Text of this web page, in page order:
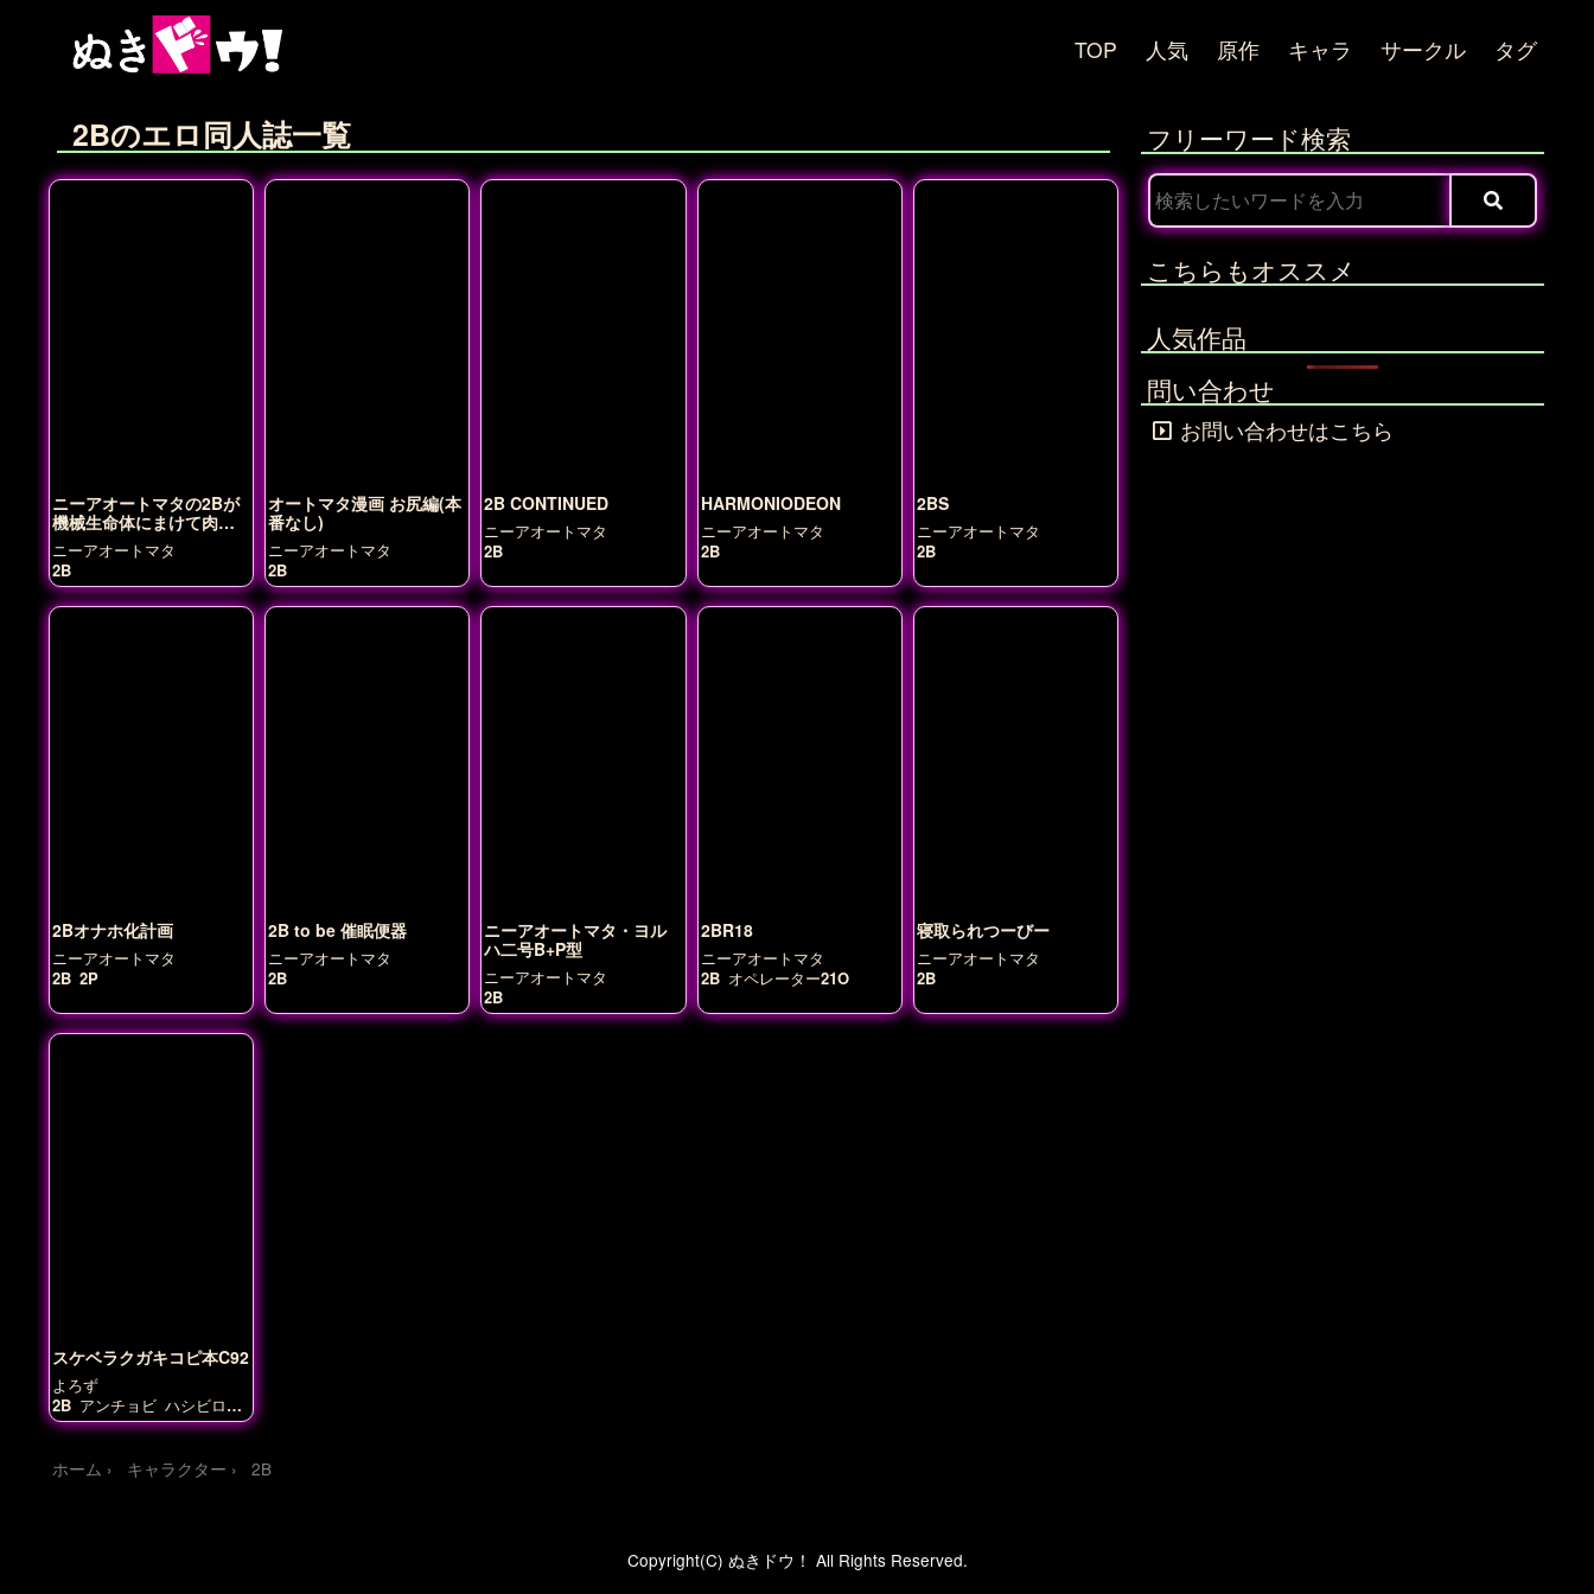
TOP 人気 原作 キャラ サークル タグ
2Bのエロ同人誌一覧
ニーアオートマタの2Bが
機械生命体にまけて肉便
器にされちゃう話
ニーアオートマタ
2B
オートマタ漫画 お尻編(本
番なし)
ニーアオートマタ
2B
2B CONTINUED
ニーアオートマタ
2B
HARMONIODEON
ニーアオートマタ
2B
2BS
ニーアオートマタ
2B
2Bオナホ化計画
ニーアオートマタ
2B 2P
2B to be 催眠便器
ニーアオートマタ
2B
ニーアオートマタ・ヨル
ハ二号B+P型
ニーアオートマタ
2B
2BR18
ニーアオートマタ
2B オペレーター21O
寝取られつーびー
ニーアオートマタ
2B
スケベラクガキコピ本C92
よろず
2B アンチョビ ハシビロコ
ウ パルテナ 港湾棲姫 静謐
のハサン
ホーム キャラクター 2B
フリーワード検索
こちらもオススメ
人気作品
問い合わせ
お問い合わせはこちら
Copyright(C) ぬきドウ！ All Rights Reserved.